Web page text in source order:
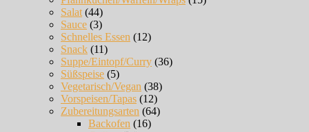
Salat (44)
Sauce (3)
Schnelles Essen (12)
Snack (11)
Suppe/Eintopf/Curry (36)
Süßspeise (5)
Vegetarisch/Vegan (38)
Vorspeisen/Tapas (12)
Zubereitungsarten (64)
Backofen (16)